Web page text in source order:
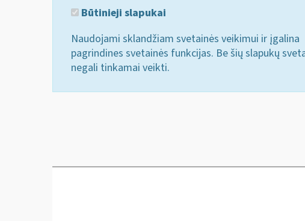
Būtinieji slapukai
Naudojami sklandžiam svetainės veikimui ir įgalina
pagrindines svetainės funkcijas. Be šių slapukų
negali tinkamai veikti.